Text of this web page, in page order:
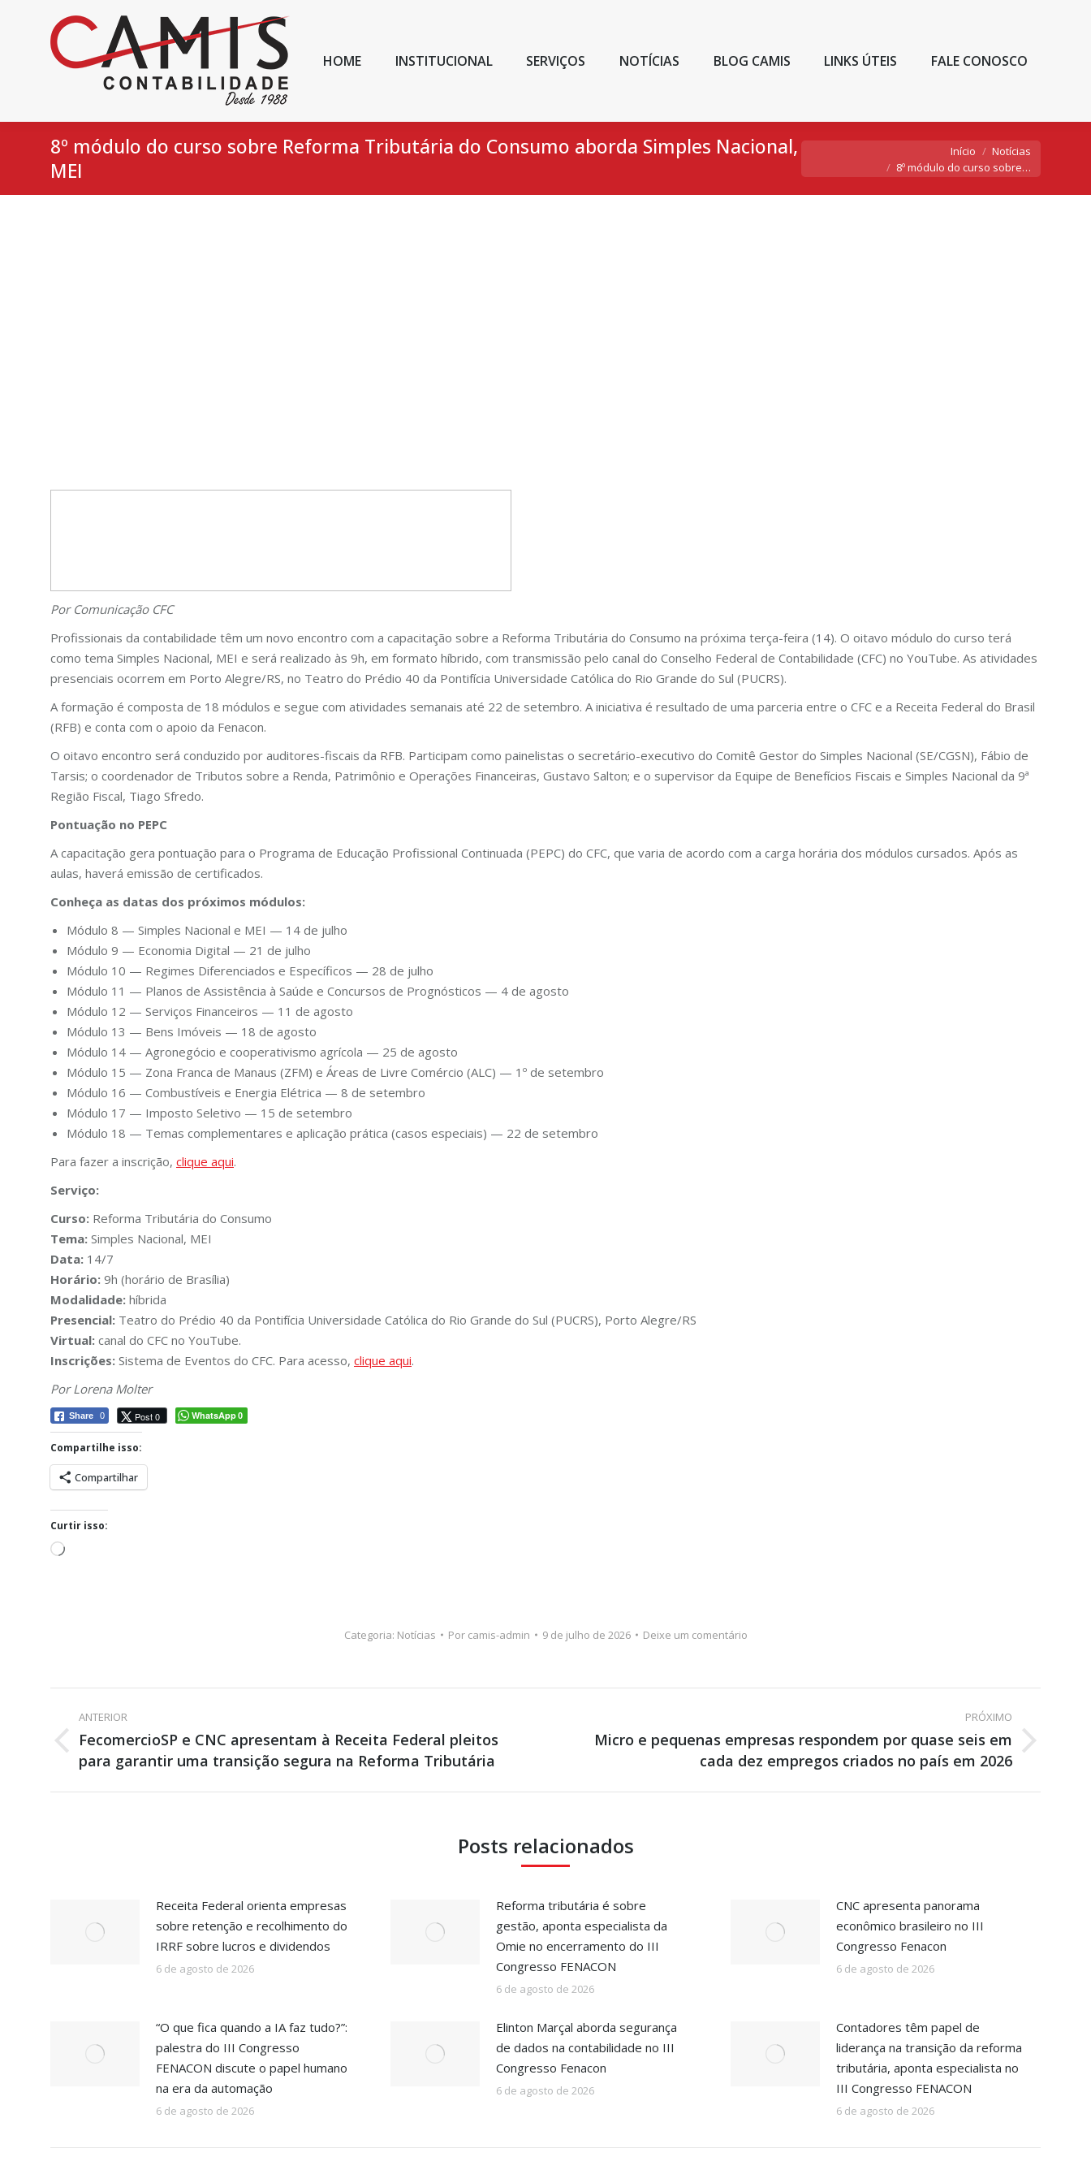
HOME INSTITUCIONAL SERVIÇOS NOTÍCIAS BLOG CAMIS LINKS ÚTEIS FALE CONOSCO
8º módulo do curso sobre Reforma Tributária do Consumo aborda Simples Nacional,
MEI
Início
Notícias
8º módulo do curso sobre…
Por Comunicação CFC
Profissionais da contabilidade têm um novo encontro com a capacitação sobre a Reforma Tributária do Consumo na próxima terça-feira (14). O oitavo módulo do curso terá
como tema Simples Nacional, MEI e será realizado às 9h, em formato híbrido, com transmissão pelo canal do Conselho Federal de Contabilidade (CFC) no YouTube. As atividades
presenciais ocorrem em Porto Alegre/RS, no Teatro do Prédio 40 da Pontifícia Universidade Católica do Rio Grande do Sul (PUCRS).
A formação é composta de 18 módulos e segue com atividades semanais até 22 de setembro. A iniciativa é resultado de uma parceria entre o CFC e a Receita Federal do Brasil
(RFB) e conta com o apoio da Fenacon.
O oitavo encontro será conduzido por auditores-fiscais da RFB. Participam como painelistas o secretário-executivo do Comitê Gestor do Simples Nacional (SE/CGSN), Fábio de
Tarsis; o coordenador de Tributos sobre a Renda, Patrimônio e Operações Financeiras, Gustavo Salton; e o supervisor da Equipe de Benefícios Fiscais e Simples Nacional da 9ª
Região Fiscal, Tiago Sfredo.
Pontuação no PEPC
A capacitação gera pontuação para o Programa de Educação Profissional Continuada (PEPC) do CFC, que varia de acordo com a carga horária dos módulos cursados. Após as
aulas, haverá emissão de certificados.
Conheça as datas dos próximos módulos:
Módulo 8 — Simples Nacional e MEI — 14 de julho
Módulo 9 — Economia Digital — 21 de julho
Módulo 10 — Regimes Diferenciados e Específicos — 28 de julho
Módulo 11 — Planos de Assistência à Saúde e Concursos de Prognósticos — 4 de agosto
Módulo 12 — Serviços Financeiros — 11 de agosto
Módulo 13 — Bens Imóveis — 18 de agosto
Módulo 14 — Agronegócio e cooperativismo agrícola — 25 de agosto
Módulo 15 — Zona Franca de Manaus (ZFM) e Áreas de Livre Comércio (ALC) — 1º de setembro
Módulo 16 — Combustíveis e Energia Elétrica — 8 de setembro
Módulo 17 — Imposto Seletivo — 15 de setembro
Módulo 18 — Temas complementares e aplicação prática (casos especiais) — 22 de setembro
Para fazer a inscrição, clique aqui.
Serviço:
Curso: Reforma Tributária do Consumo
Tema: Simples Nacional, MEI
Data: 14/7
Horário: 9h (horário de Brasília)
Modalidade: híbrida
Presencial: Teatro do Prédio 40 da Pontifícia Universidade Católica do Rio Grande do Sul (PUCRS), Porto Alegre/RS
Virtual: canal do CFC no YouTube.
Inscrições: Sistema de Eventos do CFC. Para acesso, clique aqui.
Por Lorena Molter
Share 0 Post 0 WhatsApp0
Compartilhe isso:
Compartilhar
Curtir isso:
Carregando...
Categoria: Notícias Por camis-admin 9 de julho de 2026 Deixe um comentário
Navegação
de
post:
ANTERIOR
Post
anterior:
FecomercioSP e CNC apresentam à Receita Federal pleitos
para garantir uma transição segura na Reforma Tributária
PRÓXIMO
PróximoMicro e pequenas empresas respondem por quase seis em
cada dez empregos criados no país em 2026
Posts relacionados
Receita Federal orienta empresas
sobre retenção e recolhimento do
IRRF sobre lucros e dividendos
6 de agosto de 2026
Reforma tributária é sobre
gestão, aponta especialista da
Omie no encerramento do III
Congresso FENACON
6 de agosto de 2026
CNC apresenta panorama
econômico brasileiro no III
Congresso Fenacon
6 de agosto de 2026
“O que fica quando a IA faz tudo?”:
palestra do III Congresso
FENACON discute o papel humano
na era da automação
6 de agosto de 2026
Elinton Marçal aborda segurança
de dados na contabilidade no III
Congresso Fenacon
6 de agosto de 2026
Contadores têm papel de
liderança na transição da reforma
tributária, aponta especialista no
III Congresso FENACON
6 de agosto de 2026